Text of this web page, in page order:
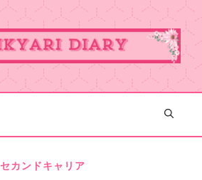
セカンドキャリア